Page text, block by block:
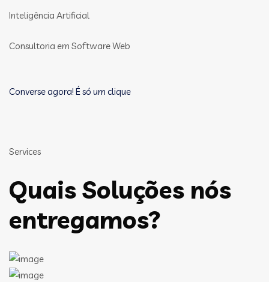
Inteligência Artificial
Consultoria em Software Web
Converse agora! É só um clique
Services
Quais Soluções nós
entregamos?